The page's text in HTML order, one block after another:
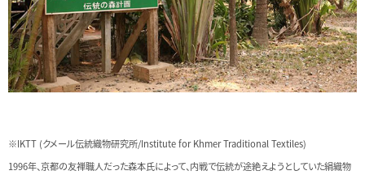
※IKTT (クメール伝統織物研究所/Institute for Khmer Traditional Textiles)
1996年、京都の友禅職人だった森本氏によって、内戦で伝統が途絶えようとしていた絹織物